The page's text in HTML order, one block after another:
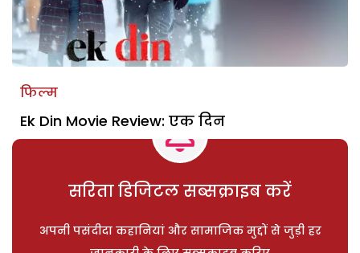
फिल्म
Ek Din Movie Review: एक दिन
सरिता डिजिटल सब्सक्राइब करें
अपनी पसंदीदा कहानियां और सामाजिक मुद्दों से जुड़ी हर